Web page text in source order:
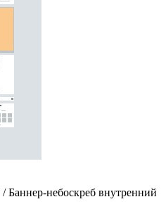
/ Баннер-небоскреб внутренний